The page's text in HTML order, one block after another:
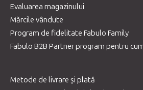
Evaluarea magazinului
Mărcile vândute
Program de fidelitate Fabulo Family
Fabulo B2B Partner program pentru
Metode de livrare și plată